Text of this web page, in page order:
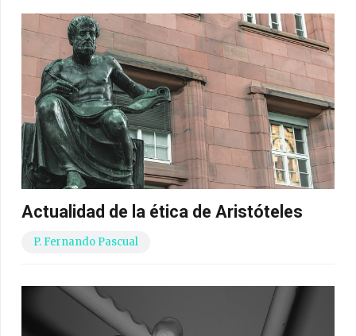
Actualidad de la ética de Aristóteles
P. Fernando Pascual